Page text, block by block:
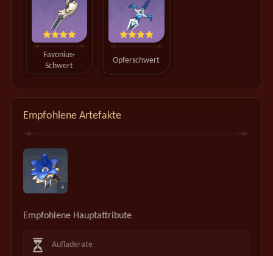
Favonius-
Schwert
Opferschwert
Empfohlene Artefakte
4
Empfohlene Hauptattribute
Aufladerate